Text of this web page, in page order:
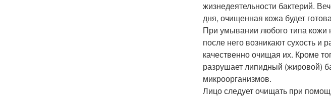
жизнедеятельности бактерий.
дня, очищенная кожа будет
При умывании любого типа кожи
после него возникают сухость
качественно очищая их. Кроме
разрушает липидный (жировой)
микроорганизмов.
Лицо следует очищать при